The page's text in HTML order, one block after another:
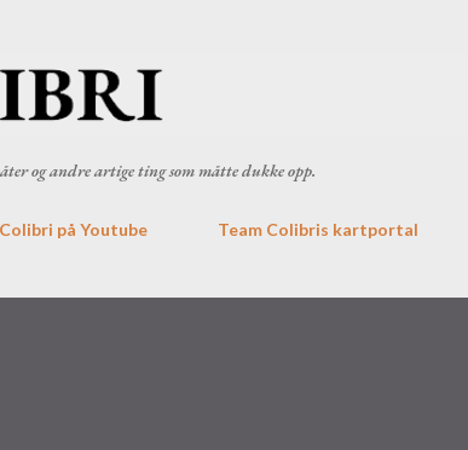
og andre artige ting som måtte dukke opp.
på Youtube Team Colibris kartportal